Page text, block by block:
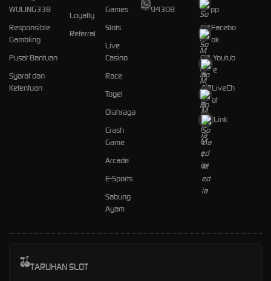
WULING338
Responsible
Gambling
Pusat Bantuan
Syarat dan
Ketentuan
Loyalty
Referral
Games
Slots
Live
Casino
Race
Togel
Olahraga
Crash
Game
Arcade
E-Sports
Sabung
Ayam
94308
pp
Facebo
ok
Youtub
e
LiveCh
at
Link
TARUHAN SLOT